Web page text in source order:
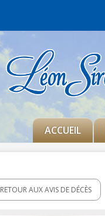
ACCUEIL
RETOUR AUX AVIS DE DÉCÈS